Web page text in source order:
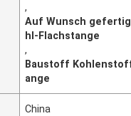
,
Auf Wunsch
hl-Flachstange
,
Baustoff
ange
China